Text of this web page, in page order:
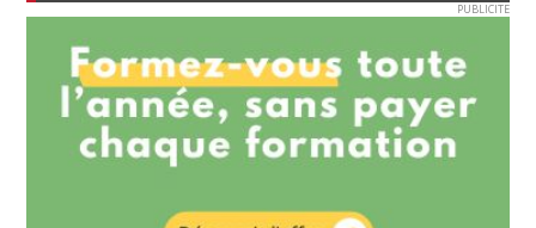
PUBLICITE